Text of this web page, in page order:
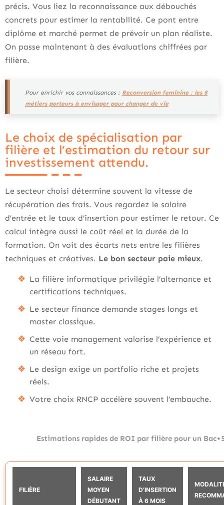
précis. Vous liez la reconnaissance aux débouchés
concrets pour estimer la rentabilité. Ce pont entre
diplôme et marché permet de prévoir un plan réaliste.
On passe maintenant à des évaluations chiffrées par
filière.
Pour enrichir vos connaissances : Reconversion feminine : les 8
métiers porteurs à envisager pour changer de vie
Le choix de spécialisation par
filière et l’estimation du retour sur
investissement attendu.
Le secteur choisi détermine souvent la vitesse de
récupération des frais. Vous regardez le salaire
d’entrée et le taux d’insertion pour estimer le retour. Ce
calcul intègre aussi le coût réel et la durée de la
formation. On voit des écarts nets entre les filières
techniques et créatives. Le bon secteur paie mieux.
La filière informatique privilégie l’alternance et
certifications techniques.
Le secteur finance demande stages longs et
master classique.
Cette voie management valorise l’expérience et
un réseau fort.
Le design exige un portfolio riche et projets
réels.
Votre choix RNCP accélère souvent l’embauche.
Estimations rapides de ROI par filière pour un
FILIÈRE
SALAIRE
MOYEN
DÉBUTANT
TAUX
D’INSERTION
À 6 MOIS